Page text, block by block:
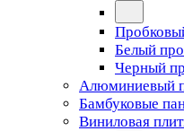
Белый
Черный
Алюминиевый
Бамбуковые
Виниловая